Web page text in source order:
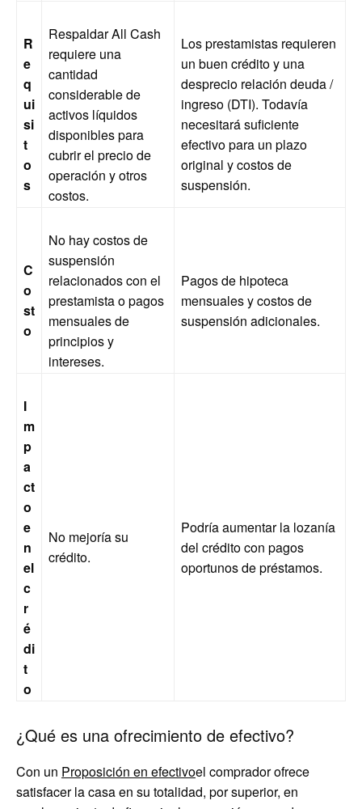
R
e
q
ui
si
t
o
s
Respaldar All Cash
requiere una
cantidad
considerable de
activos líquidos
disponibles para
cubrir el precio de
operación y otros
costos.
Los prestamistas requieren
un buen crédito y una
desprecio relación deuda /
ingreso (DTI). Todavía
necesitará suficiente
efectivo para un plazo
original y costos de
suspensión.
C
o
st
o
No hay costos de
suspensión
relacionados con el
prestamista o pagos
mensuales de
principios y
intereses.
Pagos de hipoteca
mensuales y costos de
suspensión adicionales.
I
m
p
a
ct
o
e
n
el
c
r
é
di
t
o
No mejoría su
crédito.
Podría aumentar la lozanía
del crédito con pagos
oportunos de préstamos.
¿Qué es una ofrecimiento de efectivo?
Con un Proposición en efectivoel comprador ofrece
satisfacer la casa en su totalidad, por superior, en